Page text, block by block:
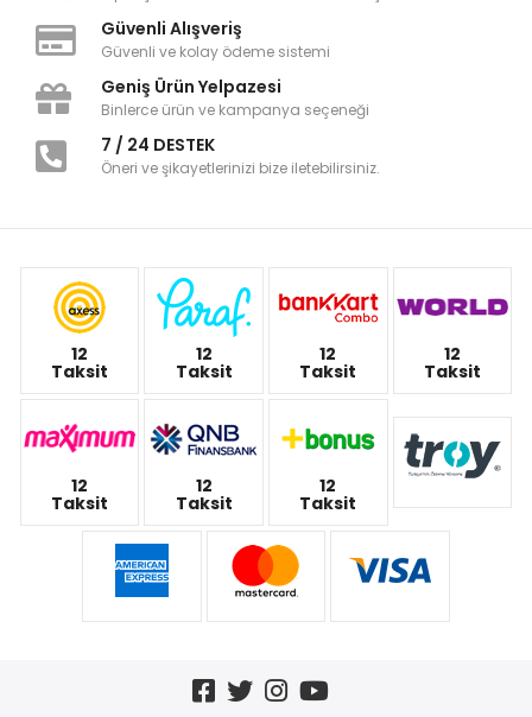
Güvenli Alışveriş
Güvenli ve kolay ödeme sistemi
Geniş Ürün Yelpazesi
Binlerce ürün ve kampanya seçeneği
7 / 24 DESTEK
Öneri ve şikayetlerinizi bize iletebilirsiniz.
12
Taksit
12
Taksit
12
Taksit
12
Taksit
12
Taksit
12
Taksit
12
Taksit